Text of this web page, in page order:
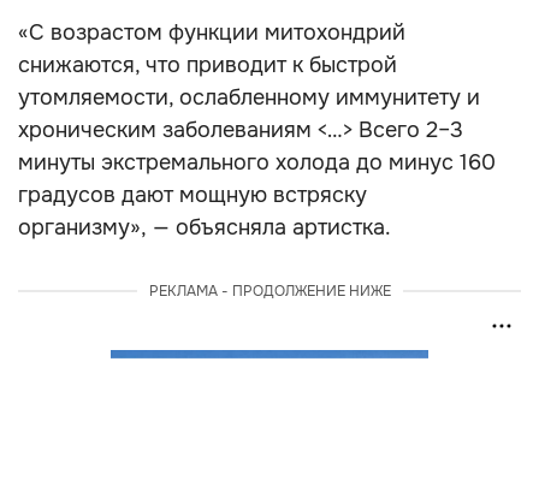
«С возрастом функции митохондрий
снижаются, что приводит к быстрой
утомляемости, ослабленному иммунитету и
хроническим заболеваниям <…> Всего 2–3
минуты экстремального холода до минус 160
градусов дают мощную встряску
организму», — объясняла артистка.
РЕКЛАМА - ПРОДОЛЖЕНИЕ НИЖЕ